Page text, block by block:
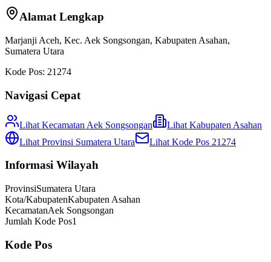
Alamat Lengkap
Marjanji Aceh, Kec. Aek Songsongan, Kabupaten Asahan,
Sumatera Utara
Kode Pos: 21274
Navigasi Cepat
Lihat Kecamatan Aek Songsongan Lihat Kabupaten Asahan
Lihat Provinsi Sumatera Utara Lihat Kode Pos 21274
Informasi Wilayah
ProvinsiSumatera Utara
Kota/KabupatenKabupaten Asahan
KecamatanAek Songsongan
Jumlah Kode Pos1
Kode Pos